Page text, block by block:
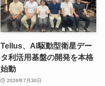
Tellus、AI駆動型衛星デー
タ利活用基盤の開発を本格
始動
2026年7月30日